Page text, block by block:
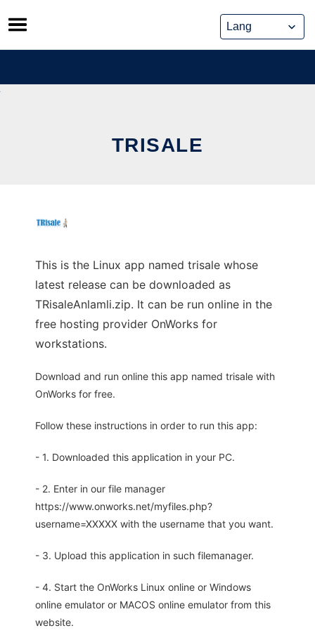
Skip
to
content
TRISALE
This is the Linux app named trisale whose
latest release can be downloaded as
TRisaleAnlamli.zip. It can be run online in the
free hosting provider OnWorks for
workstations.
Download and run online this app named trisale with
OnWorks for free.
Follow these instructions in order to run this app:
- 1. Downloaded this application in your PC.
- 2. Enter in our file manager
https://www.onworks.net/myfiles.php?
username=XXXXX with the username that you want.
- 3. Upload this application in such filemanager.
- 4. Start the OnWorks Linux online or Windows
online emulator or MACOS online emulator from this
website.